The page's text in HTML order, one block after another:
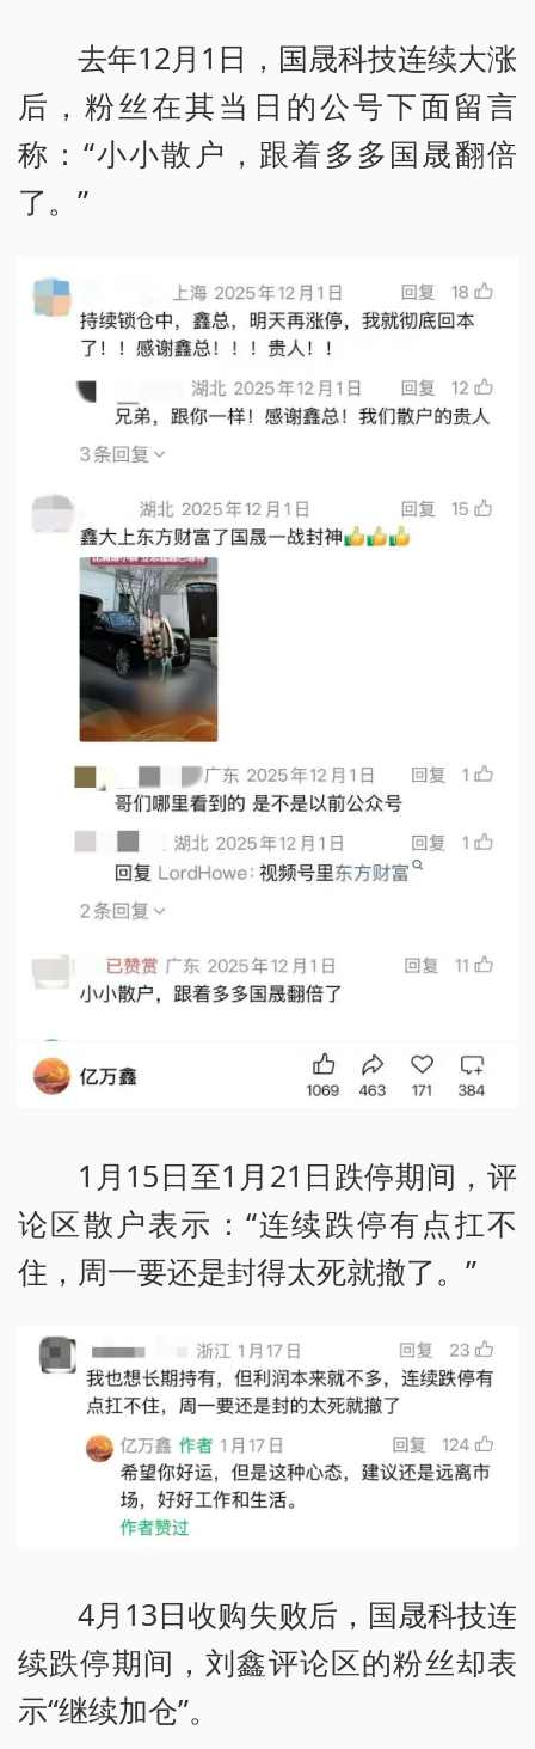
去年12月1日，国晟科技连续大涨
后，粉丝在其当日的公号下面留言
称：“小小散户，跟着多多国晟翻倍
了。”
1月15日至1月21日跌停期间，评
论区散户表示：“连续跌停有点扛不
住，周一要还是封得太死就撤了。”
4月13日收购失败后，国晟科技连
续跌停期间，刘鑫评论区的粉丝却表
示“继续加仓”。